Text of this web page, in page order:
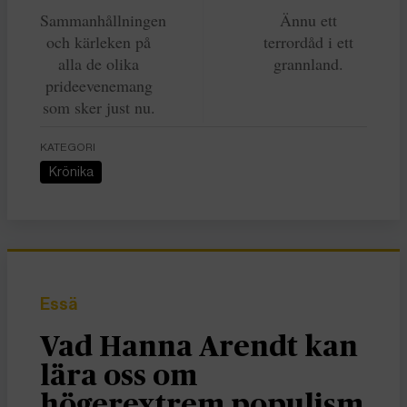
Sammanhållningen
och kärleken på
alla de olika
prideevenemang
som sker just nu.
Ännu ett
terrordåd i ett
grannland.
KATEGORI
Krönika
Essä
Vad Hanna Arendt kan
lära oss om